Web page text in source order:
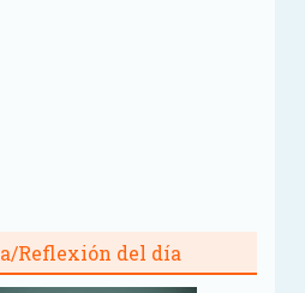
Reflexión del día